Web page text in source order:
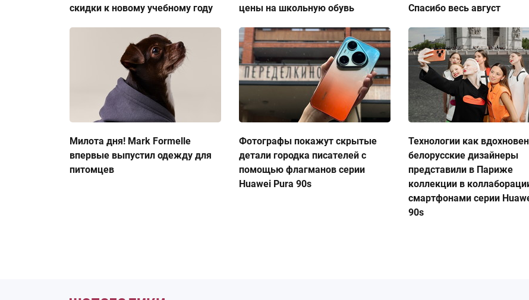
скидки к новому учебному году
цены на школьную обувь
Спасибо весь август
Милота дня! Mark Formelle
впервые выпустил одежду для
питомцев
Фотографы покажут скрытые
детали городка писателей с
помощью флагманов серии
Huawei Pura 90s
Технологии как
белорусские дизайнеры
представили в Париже
коллекции в
смартфонами серии
90s